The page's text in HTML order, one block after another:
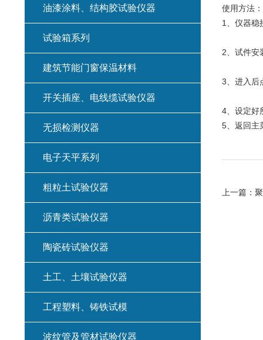
使用方法：
1、仪器稳
2、试件安
3、进入后
4、设定好
5、返回主
上一篇：
油漆涂料、结构胶试验仪器
试验箱系列
建筑节能门窗保温材料
开关插座、电线缆试验仪器
无损检测仪器
电子天平系列
粗粒土试验仪器
沥青类试验仪器
陶瓷砖试验仪器
土工、土壤试验仪器
工程塑料、铸铁试模
波纹管及管材试验仪器